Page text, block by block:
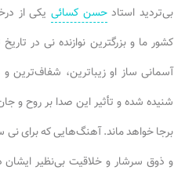
بی‌تردید استادحسن کسائی یکی از
کشور ما و بزرگترین نوازنده نی در
آسمانی ساز او زیباترین، شفاف‌ترین
شنیده شده و تأثیر این صدا بر روح و
برجا خواهد ماند. آهنگ‌هایی که برای
و ذوق سرشار و خلاقیت بی‌نظیر ایشان